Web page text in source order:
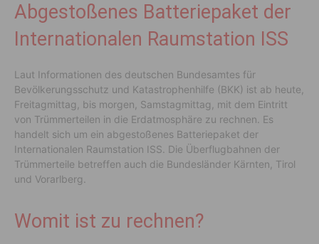
Abgestoßenes Batteriepaket der
Internationalen Raumstation ISS
Laut Informationen des deutschen Bundesamtes für
Bevölkerungsschutz und Katastrophenhilfe (BKK) ist ab heute,
Freitagmittag, bis morgen, Samstagmittag, mit dem Eintritt
von Trümmerteilen in die Erdatmosphäre zu rechnen. Es
handelt sich um ein abgestoßenes Batteriepaket der
Internationalen Raumstation ISS. Die Überflugbahnen der
Trümmerteile betreffen auch die Bundesländer Kärnten, Tirol
und Vorarlberg.
Womit ist zu rechnen?